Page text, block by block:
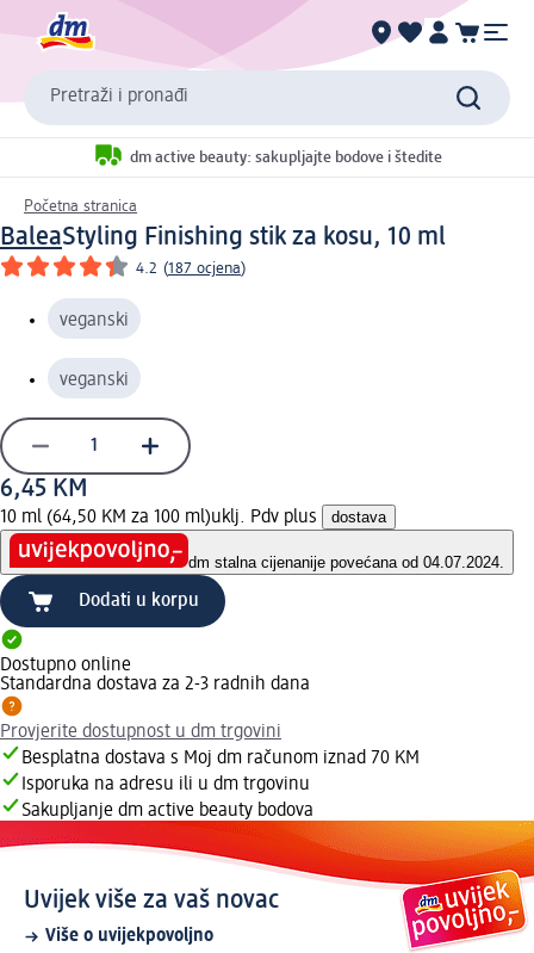
Pretraži i pronađi
dm active beauty: sakupljajte bodove i štedite
Početna stranica
BaleaStyling Finishing stik za kosu, 10 ml
4.2 (187 ocjena)
veganski
veganski
6,45 KM
10 ml (64,50 KM za 100 ml)uklj. Pdv plus dostava
dm stalna cijenanije povećana od 04.07.2024.
Dodati u korpu
Dostupno online
Standardna dostava za 2-3 radnih dana
Provjerite dostupnost u dm trgovini
Besplatna dostava s Moj dm računom iznad 70 KM
Isporuka na adresu ili u dm trgovinu
Sakupljanje dm active beauty bodova
Uvijek više za vaš novac
Više o uvijekpovoljno